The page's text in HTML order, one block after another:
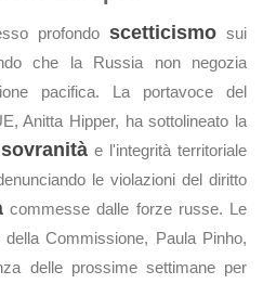
profondo scetticismo sui
che la Russia non negozia
pacifica. La portavoce del
Anitta Hipper, ha sottolineato la
sovranitàe l'integrità territoriale
le violazioni del diritto
commesse dalle forze russe. Le
Commissione, Paula Pinho,
delle prossime settimane per